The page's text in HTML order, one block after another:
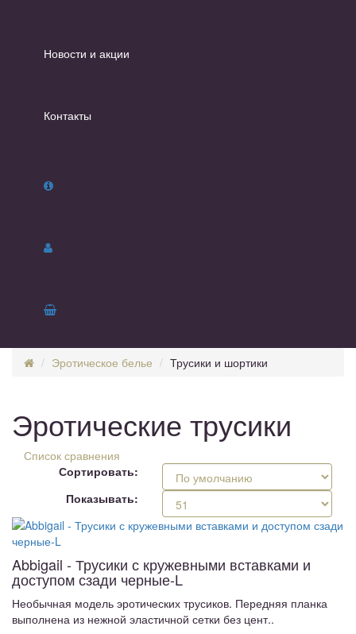
Новости и акции
Контакты
Эротическое белье Трусики и шортики
Эротические трусики
Список сравнения
Сортировать:
Показывать:
Abbigail - Трусики с кружевными вставками и
доступом сзади черные-L
Необычная модель эротических трусиков. Передняя планка
выполнена из нежной эластичной сетки без цент..